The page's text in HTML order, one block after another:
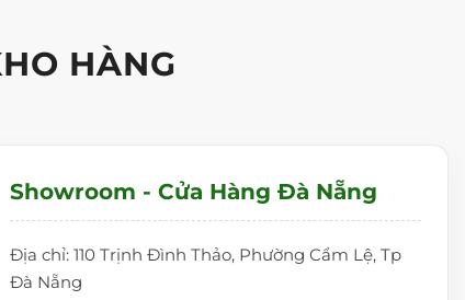
HÀNG
Showroom - Cửa Hàng Đà Nẵng
Địa chỉ: 110 Trịnh Đình Thảo, Phường Cẩm Lệ, Tp
Đà Nẵng